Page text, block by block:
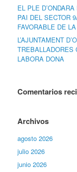
EL PLE
PAI DEL SECTOR
FAVORABLE DE
L’AJUNTAMENT
TREBALLADORES
LABORA DONA
Comentarios
Archivos
agosto 2026
julio 2026
junio 2026